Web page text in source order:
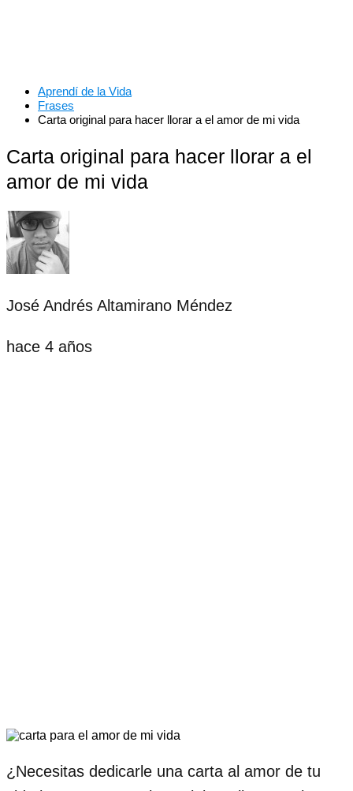
Aprendí de la Vida
Frases
Carta original para hacer llorar a el amor de mi vida
Carta original para hacer llorar a el
amor de mi vida
José Andrés Altamirano Méndez
hace 4 años
¿Necesitas dedicarle una carta al amor de tu